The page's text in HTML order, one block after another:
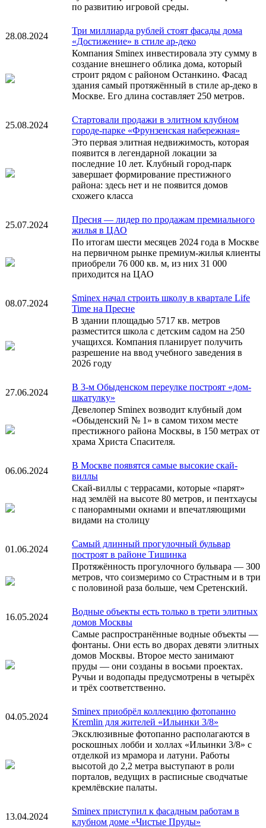
по развитию игровой среды.
28.08.2024
Три миллиарда рублей стоят фасады дома
«Достижение» в стиле ар-деко
Компания Sminex инвестировала эту сумму в
создание внешнего облика дома, который
строит рядом с районом Останкино. Фасад
здания самый протяжённый в стиле ар-деко в
Москве. Его длина составляет 250 метров.
25.08.2024
Стартовали продажи в элитном клубном
городе-парке «Фрунзенская набережная»
Это первая элитная недвижимость, которая
появится в легендарной локации за
последние 10 лет. Клубный город-парк
завершает формирование престижного
района: здесь нет и не появится домов
схожего класса
25.07.2024
Пресня — лидер по продажам премиального
жилья в ЦАО
По итогам шести месяцев 2024 года в Москве
на первичном рынке премиум-жилья клиенты
приобрели 76 000 кв. м, из них 31 000
приходится на ЦАО
08.07.2024
Sminex начал строить школу в квартале Life
Time на Пресне
В здании площадью 5717 кв. метров
разместится школа с детским садом на 250
учащихся. Компания планирует получить
разрешение на ввод учебного заведения в
2026 году
27.06.2024
В 3-м Обыденском переулке построят «дом-
шкатулку»
Девелопер Sminex возводит клубный дом
«Обыденский № 1» в самом тихом месте
престижного района Москвы, в 150 метрах от
храма Христа Спасителя.
06.06.2024
В Москве появятся самые высокие скай-
виллы
Cкай-виллы с террасами, которые «парят»
над землёй на высоте 80 метров, и пентхаусы
с панорамными окнами и впечатляющими
видами на столицу
01.06.2024
Самый длинный прогулочный бульвар
построят в районе Тишинка
Протяжённость прогулочного бульвара — 300
метров, что соизмеримо со Страстным и в три
с половиной раза больше, чем Сретенский.
16.05.2024
Водные объекты есть только в трети элитных
домов Москвы
Самые распространённые водные объекты —
фонтаны. Они есть во дворах девяти элитных
домов Москвы. Второе место занимают
пруды — они созданы в восьми проектах.
Ручьи и водопады предусмотрены в четырёх
и трёх соответственно.
04.05.2024
Sminex приобрёл коллекцию фотопанно
Kremlin для жителей «Ильинки 3/8»
Эксклюзивные фотопанно располагаются в
роскошных лобби и холлах «Ильинки 3/8» с
отделкой из мрамора и латуни. Работы
высотой до 2,2 метра выступают в роли
порталов, ведущих в расписные сводчатые
кремлёвские палаты.
13.04.2024
Sminex приступил к фасадным работам в
клубном доме «Чистые Пруды»